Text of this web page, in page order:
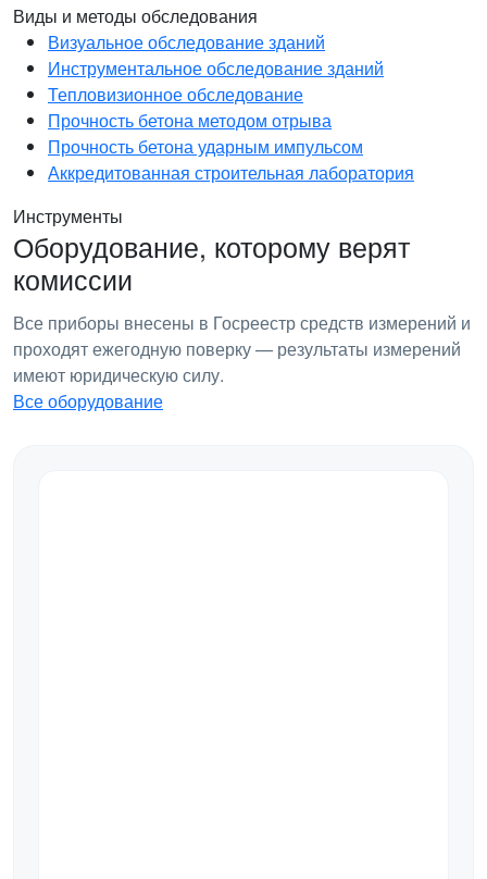
Виды и методы обследования
Визуальное обследование зданий
Инструментальное обследование зданий
Тепловизионное обследование
Прочность бетона методом отрыва
Прочность бетона ударным импульсом
Аккредитованная строительная лаборатория
Инструменты
Оборудование, которому верят
комиссии
Все приборы внесены в Госреестр средств измерений и
проходят ежегодную поверку — результаты измерений
имеют юридическую силу.
Все оборудование